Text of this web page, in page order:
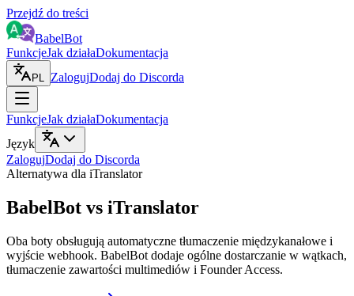
Przejdź do treści
BabelBot
FunkcjeJak działaDokumentacja
PL ZalogujDodaj do Discorda
FunkcjeJak działaDokumentacja
Język
ZalogujDodaj do Discorda
Alternatywa dla iTranslator
BabelBot vs iTranslator
Oba boty obsługują automatyczne tłumaczenie międzykanałowe i
wyjście webhook. BabelBot dodaje ogólne dostarczanie w wątkach,
tłumaczenie zawartości multimediów i Founder Access.